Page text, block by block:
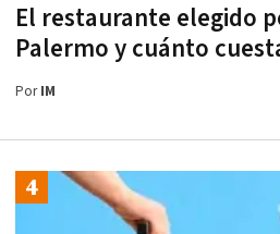
El restaurante elegido
Palermo y cuánto
PorIM